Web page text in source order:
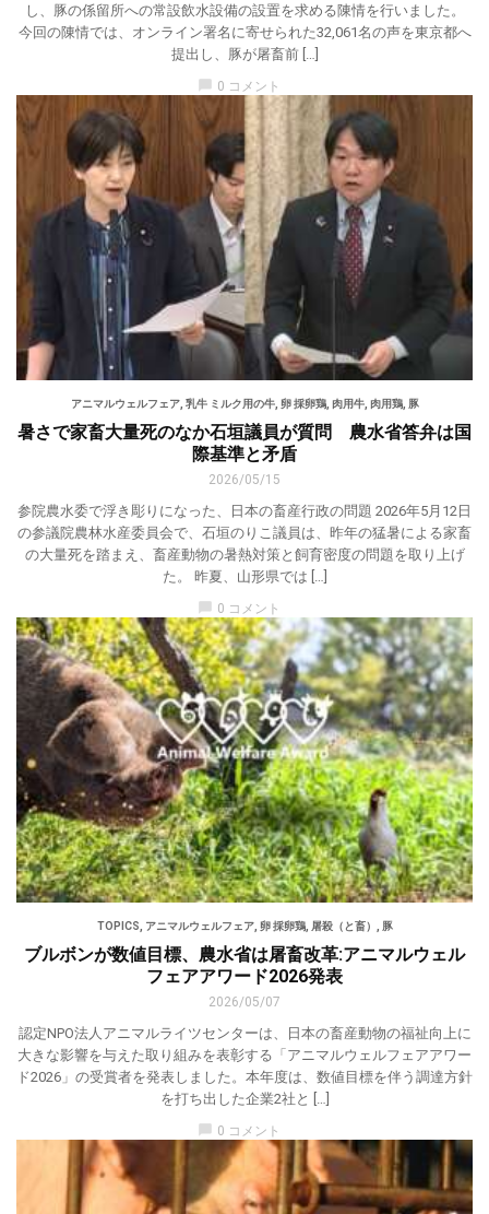
し、豚の係留所への常設飲水設備の設置を求める陳情を行いました。
今回の陳情では、オンライン署名に寄せられた32,061名の声を東京都へ
提出し、豚が屠畜前 […]
0 コメント
アニマルウェルフェア, 乳牛 ミルク用の牛, 卵 採卵鶏, 肉用牛, 肉用鶏, 豚
暑さで家畜大量死のなか石垣議員が質問 農水省答弁は国
際基準と矛盾
2026/05/15
参院農水委で浮き彫りになった、日本の畜産行政の問題 2026年5月12日
の参議院農林水産委員会で、石垣のりこ議員は、昨年の猛暑による家畜
の大量死を踏まえ、畜産動物の暑熱対策と飼育密度の問題を取り上げ
た。 昨夏、山形県では […]
0 コメント
TOPICS アニマルウェルフェア, 卵 採卵鶏, 屠殺（と畜） 豚
ブルボンが数値目標、農水省は屠畜改革:アニマルウェル
フェアアワード2026発表
2026/05/07
認定NPO法人アニマルライツセンターは、日本の畜産動物の福祉向上に
大きな影響を与えた取り組みを表彰する「アニマルウェルフェアアワー
ド2026」の受賞者を発表しました。本年度は、数値目標を伴う調達方針
を打ち出した企業2社と […]
chat_bubble 0 コメント